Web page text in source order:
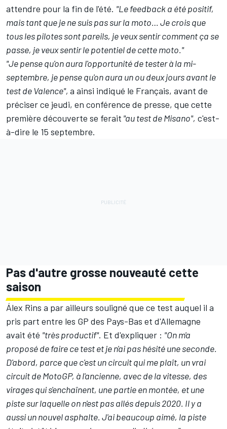
attendre pour la fin de l'été. "Le feedback a été positif,
mais tant que je ne suis pas sur la moto… Je crois que
tous les pilotes sont pareils, je veux sentir comment ça se
passe, je veux sentir le potentiel de cette moto."
"Je pense qu'on aura l'opportunité de tester à la mi-
septembre, je pense qu'on aura un ou deux jours avant le
test de Valence", a ainsi indiqué le Français, avant de
préciser ce jeudi, en conférence de presse, que cette
première découverte se ferait "au test de Misano", c'est-
à-dire le 15 septembre.
Pas d'autre grosse nouveauté cette
saison
Álex Rins a par ailleurs souligné que ce test auquel il a
pris part entre les GP des Pays-Bas et d'Allemagne
avait été "très productif". Et d'expliquer : "On m'a
proposé de faire ce test et je n'ai pas hésité une seconde.
D'abord, parce que c'est un circuit qui me plaît, un vrai
circuit de MotoGP, à l'ancienne, avec de la vitesse, des
virages qui s'enchaînent, une partie en montée, et une
piste sur laquelle on n'est pas allés depuis 2020. Il y a
aussi un nouvel asphalte. J'ai beaucoup aimé, la piste